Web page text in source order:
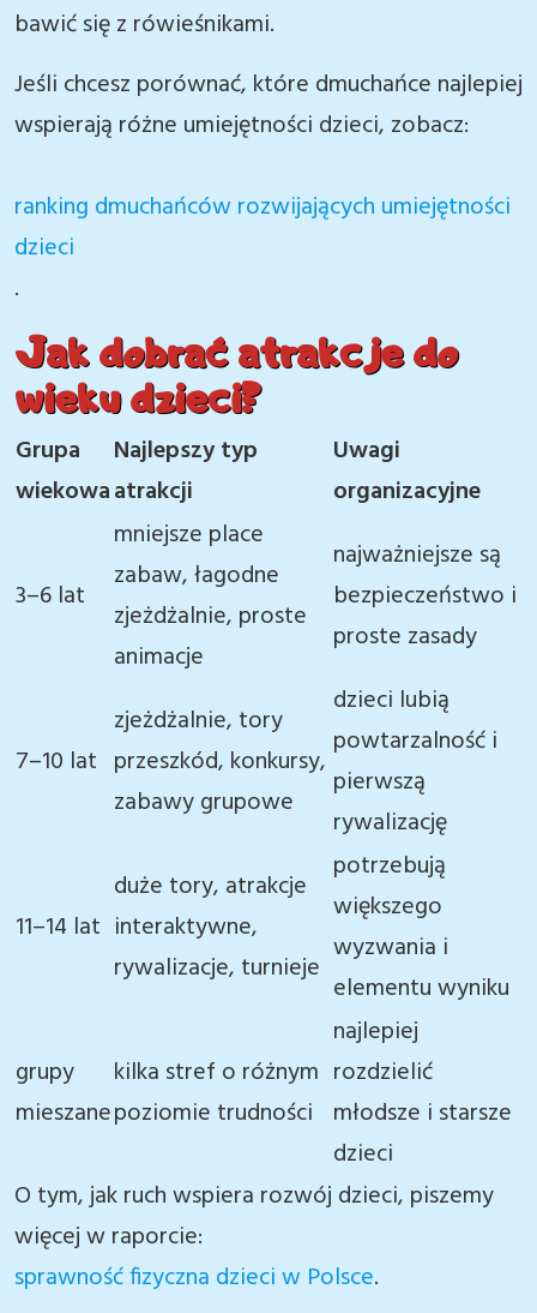
bawić się z rówieśnikami.
Jeśli chcesz porównać, które dmuchańce najlepiej
wspierają różne umiejętności dzieci, zobacz:
ranking dmuchańców rozwijających umiejętności
dzieci
.
Jak dobrać atrakcje do
wieku dzieci?
Grupa
wiekowa
Najlepszy typ
atrakcji
Uwagi
organizacyjne
3–6 lat
mniejsze place
zabaw, łagodne
zjeżdżalnie, proste
animacje
najważniejsze są
bezpieczeństwo i
proste zasady
7–10 lat
zjeżdżalnie, tory
przeszkód, konkursy,
zabawy grupowe
dzieci lubią
powtarzalność i
pierwszą
rywalizację
11–14 lat
duże tory, atrakcje
interaktywne,
rywalizacje, turnieje
potrzebują
większego
wyzwania i
elementu wyniku
grupy
mieszane
kilka stref o różnym
poziomie trudności
najlepiej
rozdzielić
młodsze i starsze
dzieci
O tym, jak ruch wspiera rozwój dzieci, piszemy
więcej w raporcie:
sprawność fizyczna dzieci w Polsce.